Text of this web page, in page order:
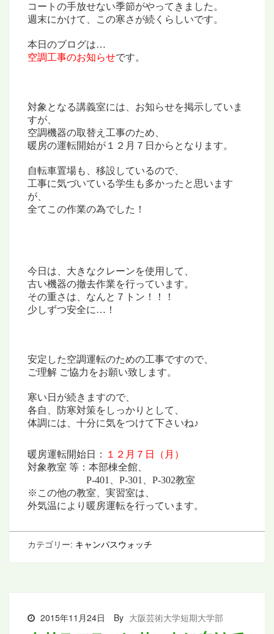
コートの手放せない季節がやってきました。
週末にかけて、この寒さが続くらしいです。
本日のブログは…
空調工事のお知らせです。
対象となる講義室には、 お知らせを掲示していま
すが、
空調機器の取替え工事のため、
暖房の運転開始が １２月７日からとなります。
自転車置場も、移設しているので、
工事に気づいている学生も多かったと思います
が、
全てこの作業の為でした！
今日は、大きなクレーンを使用して、
古い機器の撤去作業を行っています。
その重さは、なんと７トン！！！
少しずつ安全に…！
安定した空調運転のための工事ですので、
ご理解 ご協力をお願い致します。
寒い日が続きますので、
各自、防寒対策をしっかりとして、
体調には、十分に気をつけて下さいね♪
暖房運転開始日：
１２月７日（月）
対象教室 等：本部棟全館、
P-401、P-301、P-302教室
※この他の教室、実習室は、
外気温により暖房運転を行っています。
カテゴリー: キャンパスウォッチ
2015年11月24日 By 大阪芸術大学短期大学部